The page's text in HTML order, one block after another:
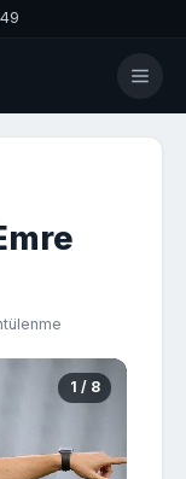
1 / 8